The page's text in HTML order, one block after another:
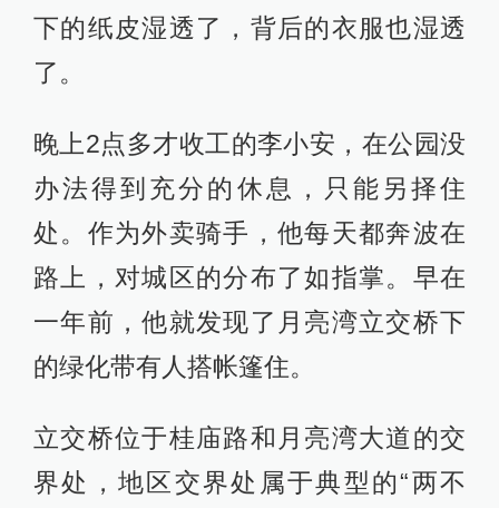
下的纸皮湿透了，背后的衣服也湿透
了。
晚上2点多才收工的李小安，在公园没
办法得到充分的休息，只能另择住
处。作为外卖骑手，他每天都奔波在
路上，对城区的分布了如指掌。早在
一年前，他就发现了月亮湾立交桥下
的绿化带有人搭帐篷住。
立交桥位于桂庙路和月亮湾大道的交
界处，地区交界处属于典型的“两不